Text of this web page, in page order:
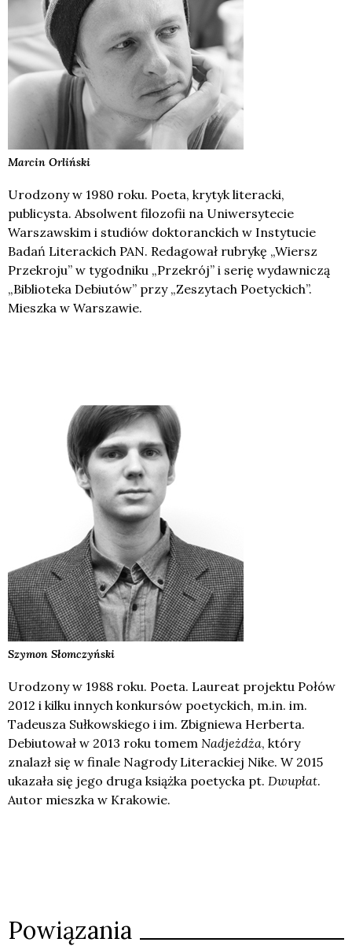
Marcin Orliński
Urodzony w 1980 roku. Poeta, krytyk literacki,
publicysta. Absolwent filozofii na Uniwersytecie
Warszawskim i studiów doktoranckich w Instytucie
Badań Literackich PAN. Redagował rubrykę „Wiersz
Przekroju” w tygodniku „Przekrój” i serię wydawniczą
„Biblioteka Debiutów” przy „Zeszytach Poetyckich”.
Mieszka w Warszawie.
Szymon Słomczyński
Urodzony w 1988 roku. Poeta. Laureat projektu Połów
2012 i kilku innych konkursów poetyckich, m.in. im.
Tadeusza Sułkowskiego i im. Zbigniewa Herberta.
Debiutował w 2013 roku tomem Nadjeżdża, który
znalazł się w finale Nagrody Literackiej Nike. W 2015
ukazała się jego druga książka poetycka pt. Dwupłat.
Autor mieszka w Krakowie.
Powiązania